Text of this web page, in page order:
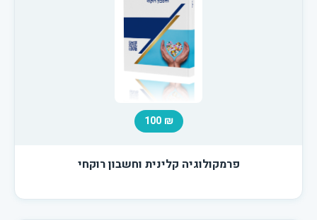
₪ 100
פרמקולוגיה קלינית וחשבון רוקחי